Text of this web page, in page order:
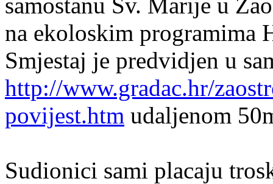
na ekoloskim programima
Smjestaj je predvidjen u
http://www.gradac.hr/
povijest.htm udaljenom
Sudionici sami placaju